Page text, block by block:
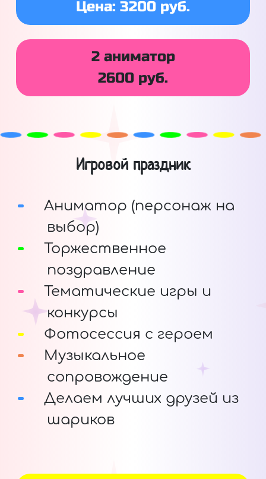
Цена: 3200 руб.
2 аниматор
2600 руб.
Игровой праздник
Аниматор (персонаж на
выбор)
Торжественное
поздравление
Тематические игры и
конкурсы
Фотосессия с героем
Музыкальное
сопровождение
Делаем лучших друзей из
шариков